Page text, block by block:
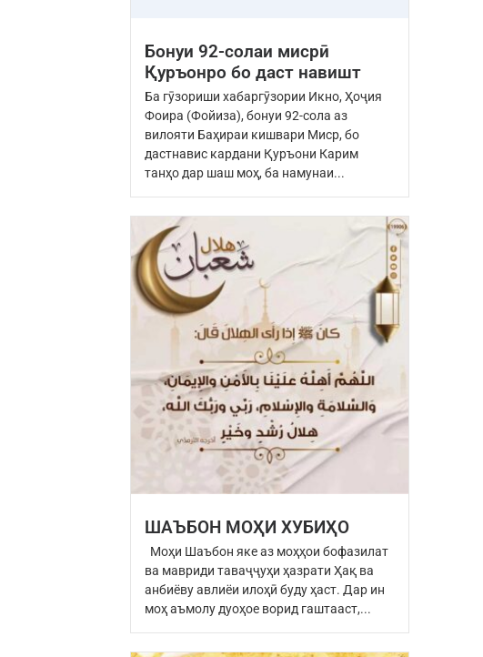
Бонуи 92-солаи мисрӣ
Қуръонро бо даст навишт
Ба гӯзориши хабаргӯзории Икно, Ҳоҷия
Фоира (Фойиза), бонуи 92-сола аз
вилояти Баҳираи кишвари Миср, бо
дастнавис кардани Қуръони Карим
танҳо дар шаш моҳ, ба намунаи...
ШАЪБОН МОҲИ ХУБИҲО
Моҳи Шаъбон яке аз моҳҳои бофазилат
ва мавриди таваҷҷуҳи ҳазрати Ҳақ ва
анбиёву авлиёи илоҳӣ буду ҳаст. Дар ин
моҳ аъмолу дуоҳое ворид гаштааст,...